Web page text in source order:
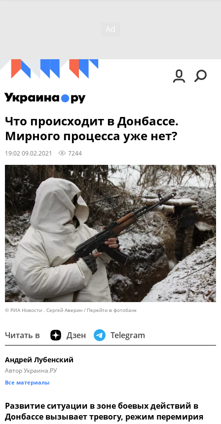
Что происходит в Донбассе.
Мирного процесса уже нет?
19:02 09.02.2021 7244
© РИА Новости . Сергей Аверин Перейти в фотобанк
Читать в Дзен Telegram
Андрей Лубенский
Автор Украина.РУ
Все материалы
Развитие ситуации в зоне боевых действий в
Донбассе вызывает тревогу, режим перемирия